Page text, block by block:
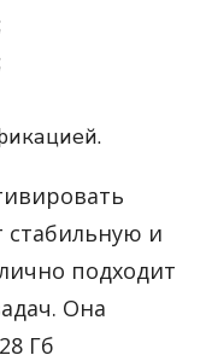
стабильную и
подходит
Она
Гб